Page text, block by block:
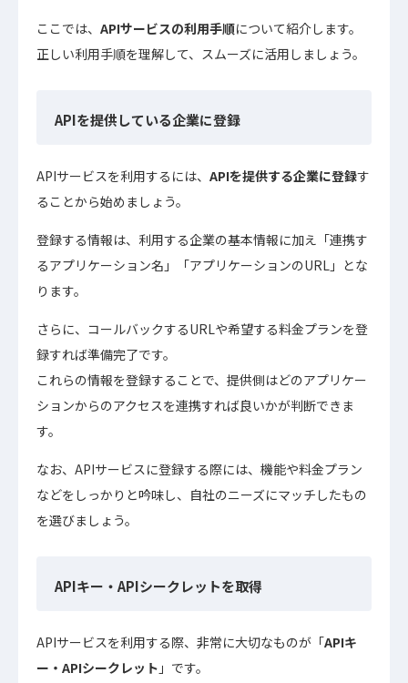
ここでは、 APIサービスの利用手順について紹介します。
正しい利用手順を理解して、スムーズに活用しましょう。
APIを提供している企業に登録
APIサービスを利用するには、 APIを提供する企業に登録す
ることから始めましょう。
登録する情報は、利用する企業の基本情報に加え「連携す
るアプリケーション名」「アプリケーションのURL」とな
ります。
さらに、コールバックするURLや希望する料金プランを登
録すれば準備完了です。
これらの情報を登録することで、提供側はどのアプリケー
ションからのアクセスを連携すれば良いかが判断できま
す。
なお、APIサービスに登録する際には、機能や料金プラン
などをしっかりと吟味し、自社のニーズにマッチしたもの
を選びましょう。
APIキー・APIシークレットを取得
APIサービスを利用する際、非常に大切なものが「APIキ
ー・APIシークレット 」です。